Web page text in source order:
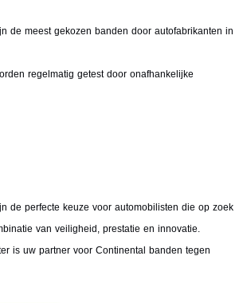
de meest gekozen banden door autofabrikanten in
regelmatig getest door onafhankelijke
de perfecte keuze voor automobilisten die op zoek
van veiligheid, prestatie en innovatie.
is uw partner voor Continental banden tegen